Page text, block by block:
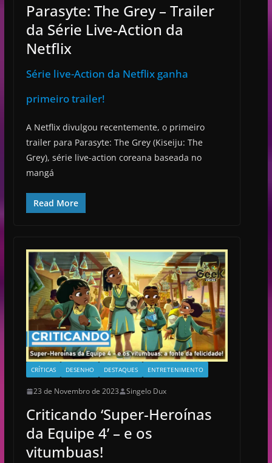
Parasyte: The Grey – Trailer
da Série Live-Action da
Netflix
Série live-Action da Netflix ganha
primeiro trailer!
A Netflix divulgou recentemente, o primeiro
trailer para Parasyte: The Grey (Kiseiju: The
Grey), série live-action coreana baseada no
mangá
Read More
CRÍTICAS DESENHO DESTAQUES ENTRETENIMENTO
23 de Novembro de 2023 Singelo Dux
Criticando ‘Super-Heroínas
da Equipe 4’ – e os
vitumbuas!